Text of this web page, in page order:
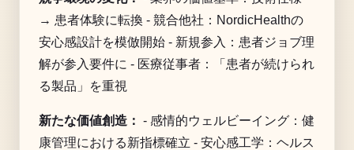
→ 患者体験に転換 - 競合他社：NordicHealthの
安心感設計を模倣開始 - 新規参入：患者ジョブ理
解が参入要件に - 医療従事者：「患者が続けられ
る製品」を重視
新たな価値創造： - 感情的ウェルビーイング：健
康管理における新指標確立 - 安心感工学：ヘルス